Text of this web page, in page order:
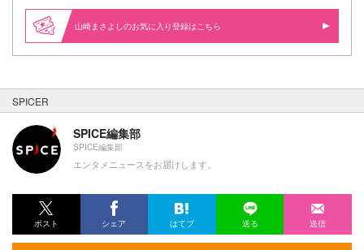
山崎まさよしのお気に入り登録はこちら
SPICER
SPICE編集部
SPICE編集部
エンタメニュースをお届けします。
ポスト シェア はてブ 送る 送信